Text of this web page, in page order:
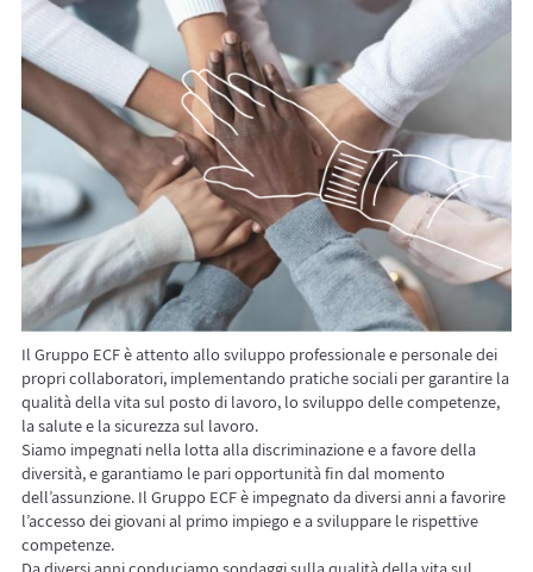
Il Gruppo ECF è attento allo sviluppo professionale e personale dei
propri collaboratori, implementando pratiche sociali per garantire la
qualità della vita sul posto di lavoro, lo sviluppo delle competenze,
la salute e la sicurezza sul lavoro.
Siamo impegnati nella lotta alla discriminazione e a favore della
diversità, e garantiamo le pari opportunità fin dal momento
dell’assunzione. Il Gruppo ECF è impegnato da diversi anni a favorire
l’accesso dei giovani al primo impiego e a sviluppare le rispettive
competenze.